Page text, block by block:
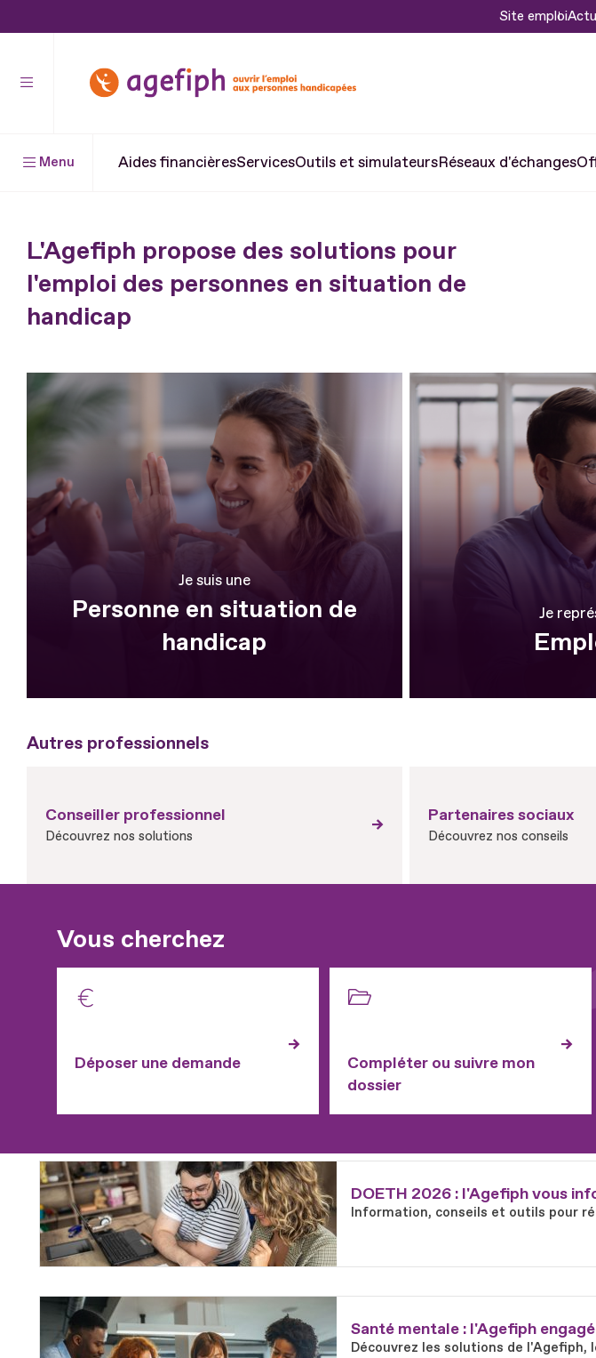
contenu
Site emploi
Menu Aides financièresServicesOutils et simulateursRéseaux d'échanges
L'Agefiph propose des solutions pour
l'emploi des personnes en situation de
handicap
Je suis une
Personne en situation de
handicap
Je
Autres professionnels
Conseiller professionnel
Découvrez nos solutions
Partenaires sociaux
Découvrez nos conseils
Vous cherchez
Déposer une demande
Compléter ou suivre mon
dossier
DOETH 2026 : l'Agefiph vous
Information, conseils et outils pour
En savoir plus
Fichier
Santé mentale : l'Agefiph
Découvrez les solutions de
Fichier